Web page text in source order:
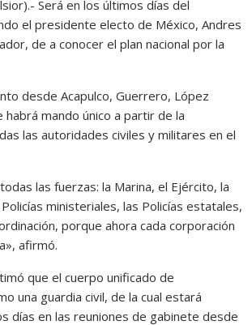
Será en los últimos días del
el presidente electo de México, Andres
de a conocer el plan nacional por la
desde Acapulco, Guerrero, López
habrá mando único a partir de la
las autoridades civiles y militares en el
las fuerzas: la Marina, el Ejército, la
ministeriales, las Policías estatales,
porque ahora cada corporación
afirmó.
que el cuerpo unificado de
una guardia civil, de la cual estará
días en las reuniones de gabinete desde